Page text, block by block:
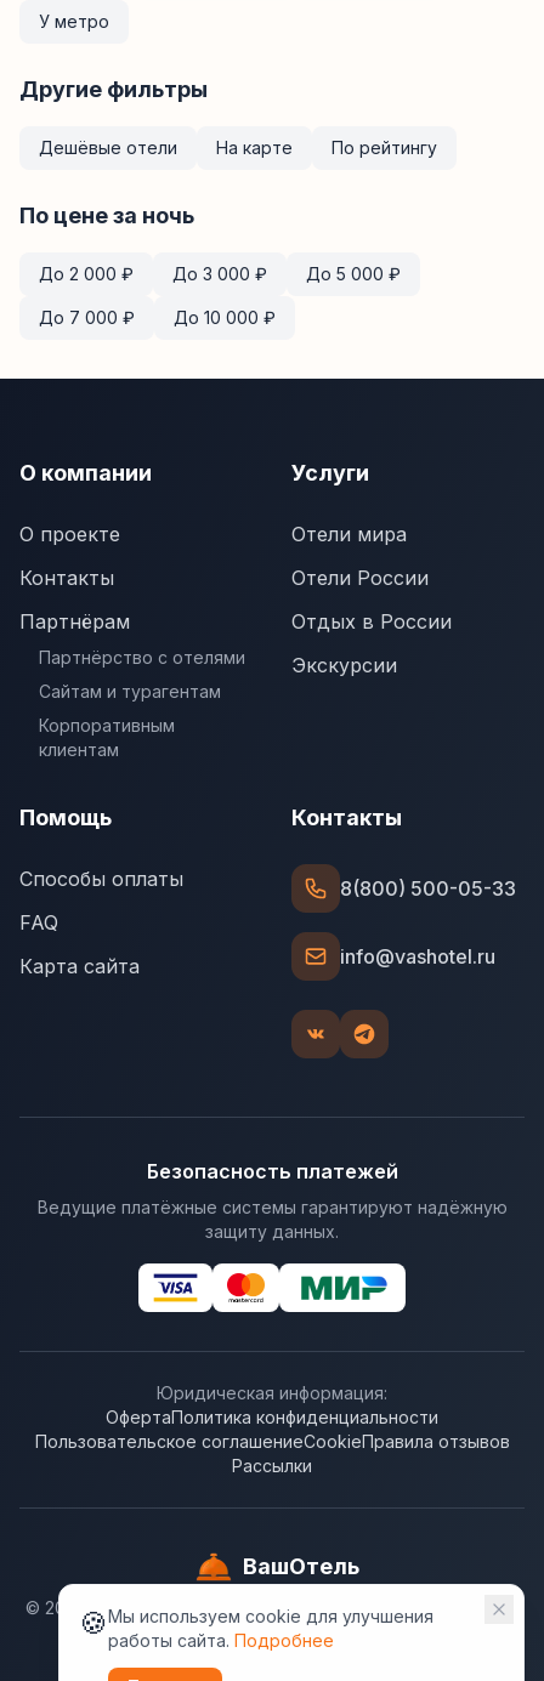
У метро
Другие фильтры
Дешёвые отели На карте По рейтингу
По цене за ночь
До 2 000 ₽ До 3 000 ₽ До 5 000 ₽
До 7 000 ₽ До 10 000 ₽
О компании
О проекте
Контакты
Партнёрам
Партнёрство с отелями
Сайтам и турагентам
Корпоративным
клиентам
Услуги
Отели мира
Отели России
Отдых в России
Экскурсии
Помощь
Способы оплаты
FAQ
Карта сайта
Контакты
8(800) 500-05-33
info@vashotel.ru
Безопасность платежей
Ведущие платёжные системы гарантируют надёжную
защиту данных.
Юридическая информация:
ОфертаПолитика конфиденциальности
Пользовательское соглашениеCookieПравила отзывов
Рассылки
ВашОтель
© 2009-2026
. ООО "Бронирование отелей". ВашОтель.RU
не несёт ответственности за достоверность
информации, предлагаемой гостиницами.
🍪Мы используем cookie для улучшения
работы сайта. Подробнее